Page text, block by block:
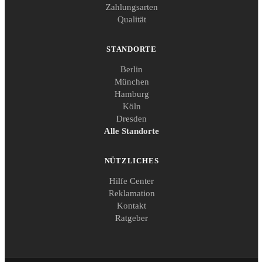
Zahlungsarten
Qualität
STANDORTE
Berlin
München
Hamburg
Köln
Dresden
Alle Standorte
NÜTZLICHES
Hilfe Center
Reklamation
Kontakt
Ratgeber